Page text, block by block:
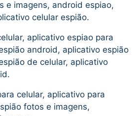
e imagens, android espiao,
celular espião.
aplicativo espiao para
android, aplicativo espião
de celular, aplicativo
celular, aplicativo para
fotos e imagens,